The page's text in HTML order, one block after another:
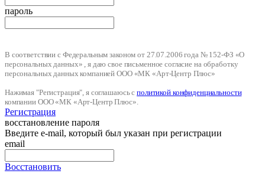
пароль
В соответствии с Федеральным законом от 27.07.2006 года № 152-ФЗ «О
персональных данных» , я даю свое письменное согласие на обработку
персональных данных компанией ООО «МК «Арт-Центр Плюс»
Нажимая "Регистрация", я соглашаюсь сполитикой конфиденциальности
компании ООО «МК «Арт-Центр Плюс».
Регистрация
восстановление пароля
Введите e-mail, который был указан при регистрации
email
Восстановить